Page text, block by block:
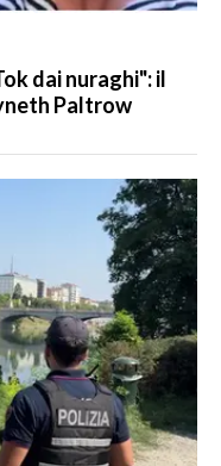
dai nuraghi": il
Paltrow